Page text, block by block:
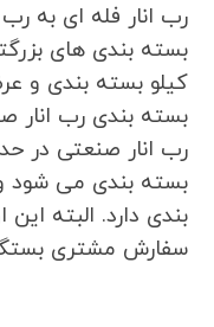
رب انار فله ای به
کیلو بسته بندی و
بسته بندی رب انار
بندی دارد. البته
سفارش مشتری